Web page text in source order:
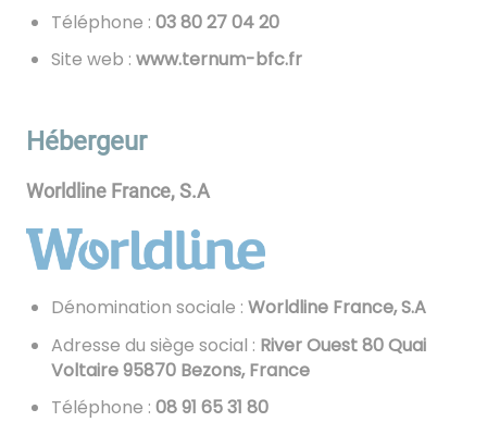
Téléphone : 02 40 72 08 30
Site web : www.ternum-bfc.fr
Hébergeur
Worldline France, S.A
Dénomination sociale :Worldline France, S.A
Adresse du siège social : River Ouest 80 Quai
Voltaire 95870 Bezons, France
Téléphone : 08 13 56 19 80